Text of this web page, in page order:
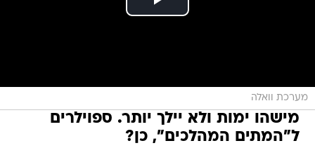
מערכת וואלה
מישהו ימות ולא יילך יותר. ספוילרים
ל"המתים המהלכים", כן?